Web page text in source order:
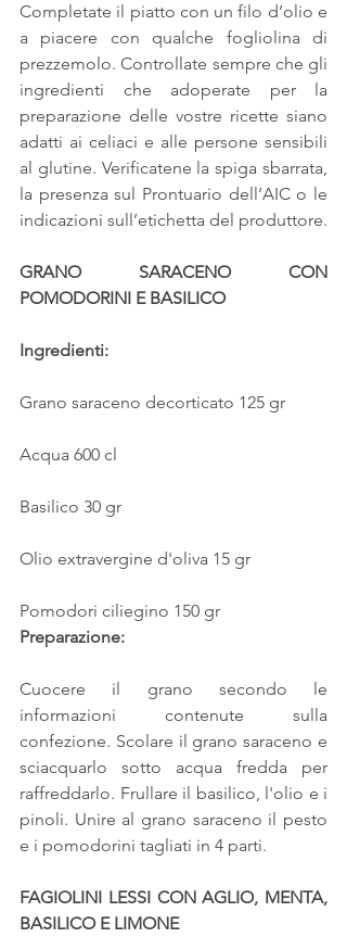
Completate il piatto con un filo d’olio e
a piacere con qualche fogliolina di
prezzemolo. Controllate sempre che gli
ingredienti che adoperate per la
preparazione delle vostre ricette siano
adatti ai celiaci e alle persone sensibili
al glutine. Verificatene la spiga sbarrata,
la presenza sul Prontuario dell’AIC o le
indicazioni sull’etichetta del produttore.
GRANO SARACENO CON
POMODORINI E BASILICO
Ingredienti:
Grano saraceno decorticato 125 gr
Acqua 600 cl
Basilico 30 gr
Olio extravergine d'oliva 15 gr
Pomodori ciliegino 150 gr
Preparazione:
Cuocere il grano secondo le
informazioni contenute sulla
confezione. Scolare il grano saraceno e
sciacquarlo sotto acqua fredda per
raffreddarlo. Frullare il basilico, l'olio e i
pinoli. Unire al grano saraceno il pesto
e i pomodorini tagliati in 4 parti.
FAGIOLINI LESSI CON AGLIO, MENTA,
BASILICO E LIMONE